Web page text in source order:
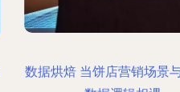
数据烘焙 当饼店营销场景